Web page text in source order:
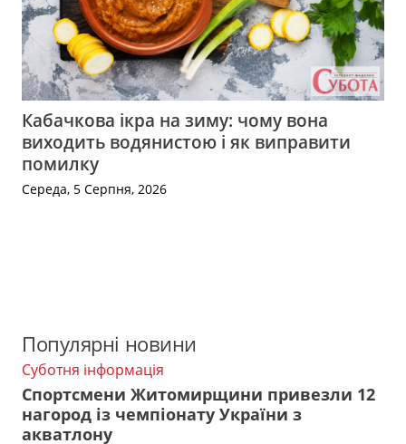
Кабачкова ікра на зиму: чому вона
виходить водянистою і як виправити
помилку
Середа, 5 Серпня, 2026
Популярні новини
Суботня інформація
Спортсмени Житомирщини привезли 12
нагород із чемпіонату України з
акватлону